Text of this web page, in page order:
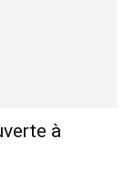
à